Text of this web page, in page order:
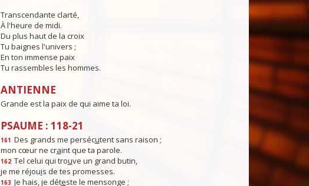
Transcendante clarté,
À l'heure de midi.
Du plus haut de la croix
Tu baignes l'univers ;
En ton immense paix
Tu rassembles les hommes.
ANTIENNE
Grande est la paix de qui aime ta loi.
PSAUME : 118-21
161 Des grands me persécutent sans raison ;
mon cœur ne craint que ta parole.
162 Tel celui qui trouve un grand butin,
je me réjouis de tes promesses.
163 Je hais, je déteste le mensonge ;